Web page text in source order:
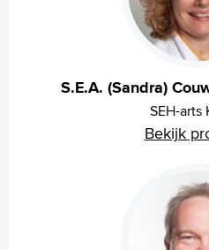
S.E.A. (Sandra)
SEH-arts
Bekijk